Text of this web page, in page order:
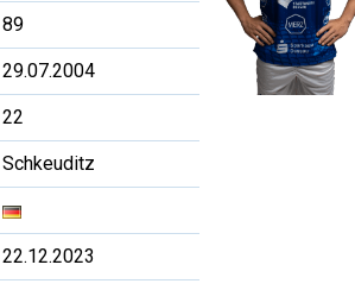
89
29.07.2004
22
Schkeuditz
22.12.2023